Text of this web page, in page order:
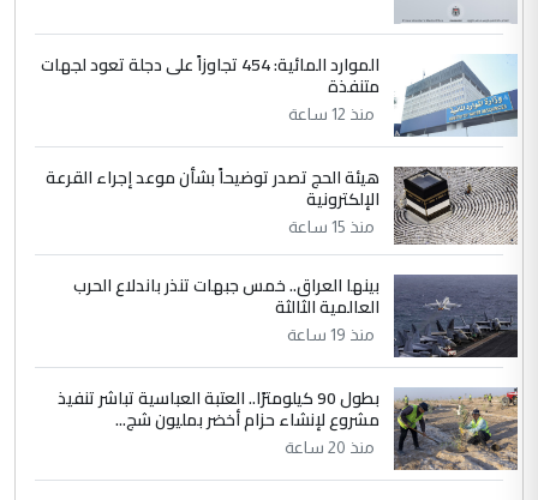
الموارد المائية: 454 تجاوزاً على دجلة تعود لجهات
متنفذة
منذ 12 ساعة
هيئة الحج تصدر توضيحاً بشأن موعد إجراء القرعة
الإلكترونية
منذ 15 ساعة
بينها العراق.. خمس جبهات تنذر باندلاع الحرب
العالمية الثالثة
منذ 19 ساعة
بطول 90 كيلومترًا.. العتبة العباسية تباشر تنفيذ
مشروع لإنشاء حزام أخضر بمليون شج...
منذ 20 ساعة